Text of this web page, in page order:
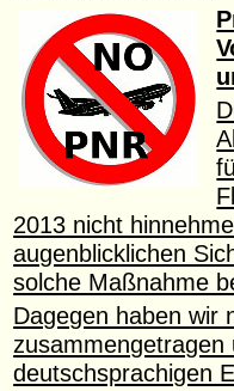
2013 nicht
augenblicklichen
solche Maßnahme
Dagegen haben wir
deutschsprachigen